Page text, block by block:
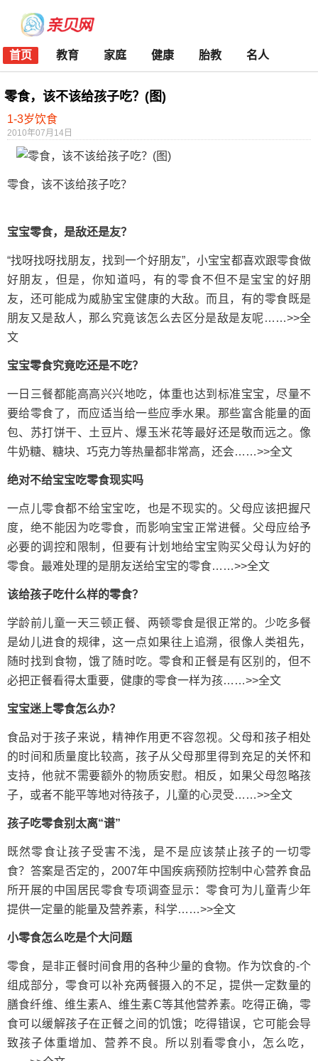
首页 教育 家庭 健康 胎教 名人
零食，该不该给孩子吃？(图)
1-3岁饮食
2010年07月14日
零食，该不该给孩子吃？
宝宝零食，是敌还是友？
“找呀找呀找朋友，找到一个好朋友”，小宝宝都喜欢跟零食做
好朋友，但是，你知道吗，有的零食不但不是宝宝的好朋
友，还可能成为威胁宝宝健康的大敌。而且，有的零食既是
朋友又是敌人，那么究竟该怎么去区分是敌是友呢……>>全
文
宝宝零食究竟吃还是不吃？
一日三餐都能高高兴兴地吃，体重也达到标准宝宝，尽量不
要给零食了，而应适当给一些应季水果。那些富含能量的面
包、苏打饼干、土豆片、爆玉米花等最好还是敬而远之。像
牛奶糖、糖块、巧克力等热量都非常高，还会……>>全文
绝对不给宝宝吃零食现实吗
一点儿零食都不给宝宝吃，也是不现实的。父母应该把握尺
度，绝不能因为吃零食，而影响宝宝正常进餐。父母应给予
必要的调控和限制，但要有计划地给宝宝购买父母认为好的
零食。最难处理的是朋友送给宝宝的零食……>>全文
该给孩子吃什么样的零食？
学龄前儿童一天三顿正餐、两顿零食是很正常的。少吃多餐
是幼儿进食的规律，这一点如果往上追溯，很像人类祖先，
随时找到食物，饿了随时吃。零食和正餐是有区别的，但不
必把正餐看得太重要，健康的零食一样为孩……>>全文
宝宝迷上零食怎么办？
食品对于孩子来说，精神作用更不容忽视。父母和孩子相处
的时间和质量度比较高，孩子从父母那里得到充足的关怀和
支持，他就不需要额外的物质安慰。相反，如果父母忽略孩
子，或者不能平等地对待孩子，儿童的心灵受……>>全文
孩子吃零食别太离“谱”
既然零食让孩子受害不浅，是不是应该禁止孩子的一切零
食？答案是否定的，2007年中国疾病预防控制中心营养食品
所开展的中国居民零食专项调查显示：零食可为儿童青少年
提供一定量的能量及营养素，科学……>>全文
小零食怎么吃是个大问题
零食，是非正餐时间食用的各种少量的食物。作为饮食的-个
组成部分，零食可以补充两餐摄入的不足，提供一定数量的
膳食纤维、维生素A、维生素C等其他营养素。吃得正确，零
食可以缓解孩子在正餐之间的饥饿；吃得错误，它可能会导
致孩子体重增加、营养不良。所以别看零食小，怎么吃，